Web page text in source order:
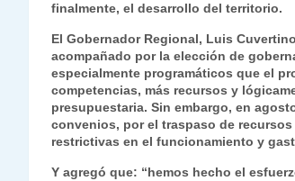
finalmente, el desarrollo del territorio.
El Gobernador Regional, Luis
acompañado por la elección de
especialmente programáticos que el
competencias, más recursos y
presupuestaria. Sin embargo, en
convenios, por el traspaso de
restrictivas en el funcionamiento y
Y agregó que: “hemos hecho el